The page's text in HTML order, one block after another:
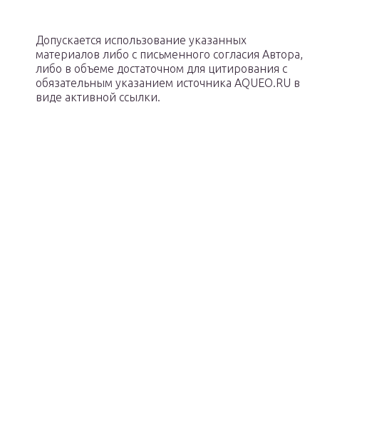
Допускается использование указанных
материалов либо с письменного согласия Автора,
либо в объеме достаточном для цитирования с
обязательным указанием источника AQUEO.RU в
виде активной ссылки.